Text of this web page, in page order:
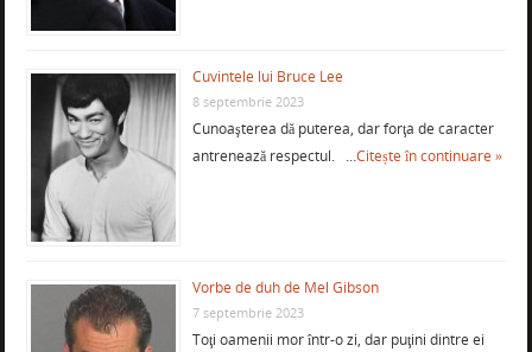
Cuvintele lui Bruce Lee
8 septembrie 2023
Cunoaşterea dă puterea, dar forţa de caracter
antrenează respectul. …Citește în continuare »
Vorbe de duh de Mel Gibson
7 septembrie 2023
Toţi oamenii mor într-o zi, dar puţini dintre ei